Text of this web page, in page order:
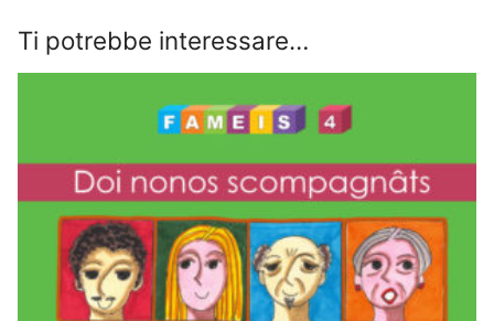
Ti potrebbe interessare…